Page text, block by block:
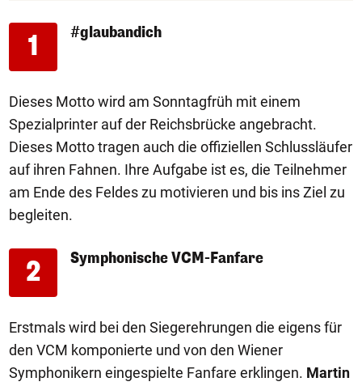
1 #glaubandich
Dieses Motto wird am Sonntagfrüh mit einem
Spezialprinter auf der Reichsbrücke angebracht.
Dieses Motto tragen auch die offiziellen Schlussläufer
auf ihren Fahnen. Ihre Aufgabe ist es, die Teilnehmer
am Ende des Feldes zu motivieren und bis ins Ziel zu
begleiten.
2 Symphonische VCM-Fanfare
Erstmals wird bei den Siegerehrungen die eigens für
den VCM komponierte und von den Wiener
Symphonikern eingespielte Fanfare erklingen. Martin